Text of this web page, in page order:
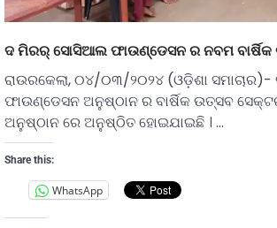
ଦ ମିରର୍ ସୋସିଆଲ ଫାଉଣ୍ଡେସନ ର ନବମ ବାର୍ଷିକ
ରାଉରକେଲା, ୦୪/୦୩/୨୦୨୪ (ଓଡ଼ିଶା
ଫାଉଣ୍ଡେସନ ଅନୁଷ୍ଠାନ ର ବାର୍ଷିକ ଉତ୍ସବ
ଅନୁଷ୍ଠାନ ରେ ଅନୁଷ୍ଠିତ ହୋଇଯାଇଛି । …
Share this:
WhatsApp